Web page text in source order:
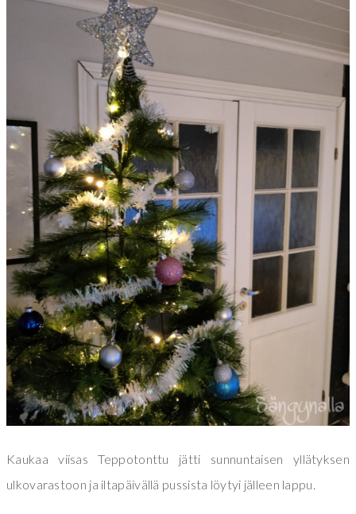
Kaukaa viisas Teppotonttu jätti sunnuntaisen yllätyksen
ulkovarastoon ja iltapäivällä pussista löytyi jälleen lappu.